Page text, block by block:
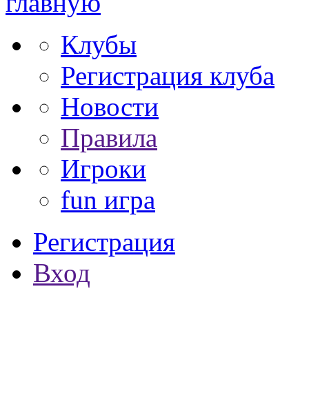
Клубы
Регистрация клуба
Новости
Правила
Игроки
fun игра
Регистрация
Вход